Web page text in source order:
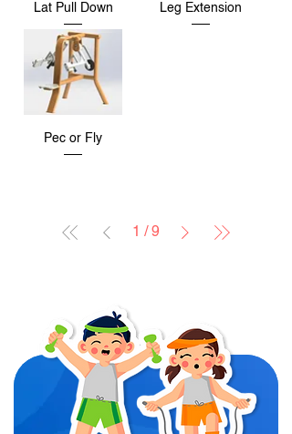
Lat Pull Down Leg Extension
Pec or Fly
1 / 9